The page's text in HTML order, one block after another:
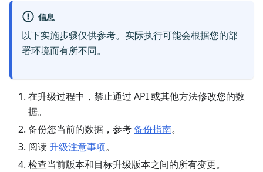
信息
以下实施步骤仅供参考。实际执行可能会根据您的部
署环境而有所不同。
在升级过程中，禁止通过 API 或其他方法修改您的数
据。
备份您当前的数据，参考备份指南。
阅读 升级注意事项。
检查当前版本和目标升级版本之间的所有变更。